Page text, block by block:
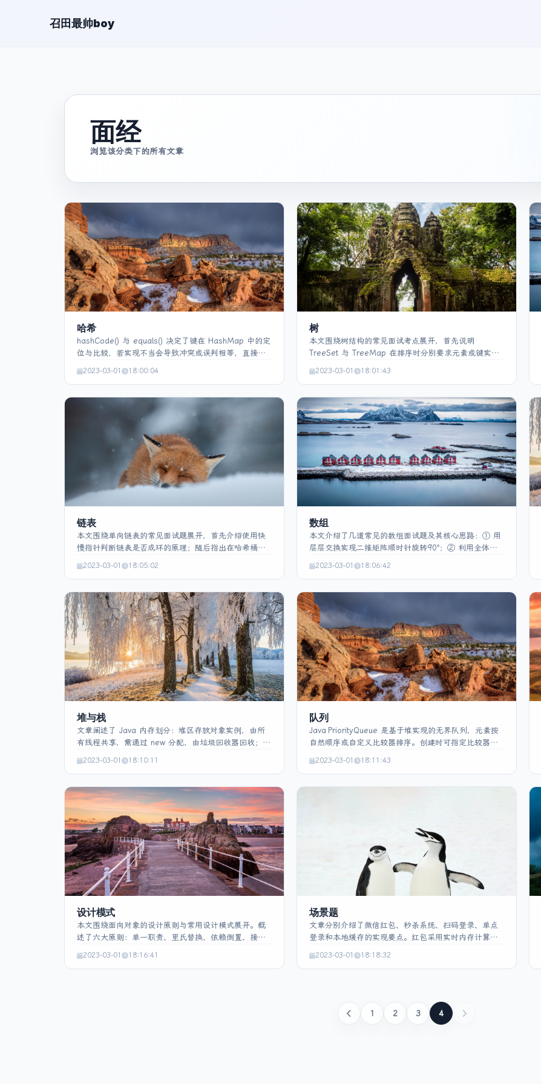
召田最帅boy
面经
浏览该分类下的所有文章
哈希
hashCode() 与 equals() 决定了键在 HashMap 中的定
位与比较，若实现不当会导致冲突或误判相等，直接影
hashCode 计算数组下标并在冲突时通过链表或 JDK8
HashMap 不是同步的，key、value 可为 null，映射无
序。构造一致性哈希时在 2³² 环上放置节点，按键的
hash 顺时针定位最近节点，提升扩缩容时的路由稳定
性。作为键的对象必须保证 hashCode 在生命周期内不
变。HashSet 仅保存唯一元素，内部基于 HashMap 实
现，存取无序。
2023-03-01 18:00:04
树
本文围绕树结构的常见面试考点展开，首先说明
TreeSet 与 TreeMap 在排序时分别要求元素或键实
Comparator 实现自定义比较；随后给出实现
示。接着介绍二叉树的层序遍历、深度求解（递归与非
递归两种实现）以及计算任意两节点最长路径的思路，
并提供相应的 Java 代码片段。最后简要比较 B+ 树与
B‑树：前者内部节点不存数据、叶层链表化、查询复杂
度固定为 log n，适合外部存储和区间查询；后者键值同
存、查询复杂度随键位置变化。
2023-03-01 18:01:43
链表
本文围绕单向链表的常见面试题展开，首先介绍使用快
慢指针判断链表是否成环的原理；随后指出在哈希桶中
给出奇数位升序、偶数位降序链表转为整体升序的思路
并提供完整实现代码；随后展示 O(1) 额外空间的随机指
针链表复制算法；最后给出标准的单链表反转实现。整
体阐述了链表环检测、性能缺陷、排序合并、深拷贝及
反转等关键技术要点。
2023-03-01 18:05:02
数组
本文介绍了几道常见的数组面试题及其核心思路：① 用
层层交换实现二维矩阵顺时针旋转90°；② 利用全体异
内求和为 S 的两数下标；④ 使用 Kadane 算法求连续
素的快速查找。每个实现均给出关键代码示例。
2023-03-01 18:06:42
堆与栈
文章阐述了 Java 内存划分：堆区存放对象实例，由所
有线程共享，需通过 new 分配，由垃圾回收器回收；栈
器自动分配释放，访问速度快；方法区（静态区）存放
堆容量大、手动/GC 分配、访问相对慢；栈容量小、自
动分配、后进先出、访问快。并通过字符串创建示例说
明两者在实际使用中的差异。
2023-03-01 18:10:11
队列
Java PriorityQueue 是基于堆实现的无界队列，元素按
自然顺序或自定义比较器排序。创建时可指定比较器，
时间复杂度均为 O(log n)。
2023-03-01 18:11:43
设计模式
本文围绕面向对象的设计原则与常用设计模式展开。概
述了六大原则：单一职责、里氏替换、依赖倒置、接口
对高内聚、低耦合、可复用、可维护和可扩展性的促进
2023-03-01 18:16:41
场景题
文章分别介绍了微信红包、秒杀系统、扫码登录、单点
登录和本地缓存的实现要点。红包采用实时内存计算、
Redis预减库存、URL动态化、异步下单等；扫码登录通
LRU/FIFO等淘汰策略、过期时间和线程安全。
2023-03-01 18:18:32
1 2 3 4